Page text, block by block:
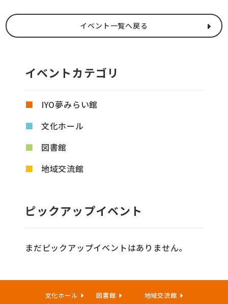
イベント一覧へ戻る
イベントカテゴリ
IYO夢みらい館
文化ホール
図書館
地域交流館
ピックアップイベント
まだピックアップイベントはありません。
文化ホール
図書館
地域交流館